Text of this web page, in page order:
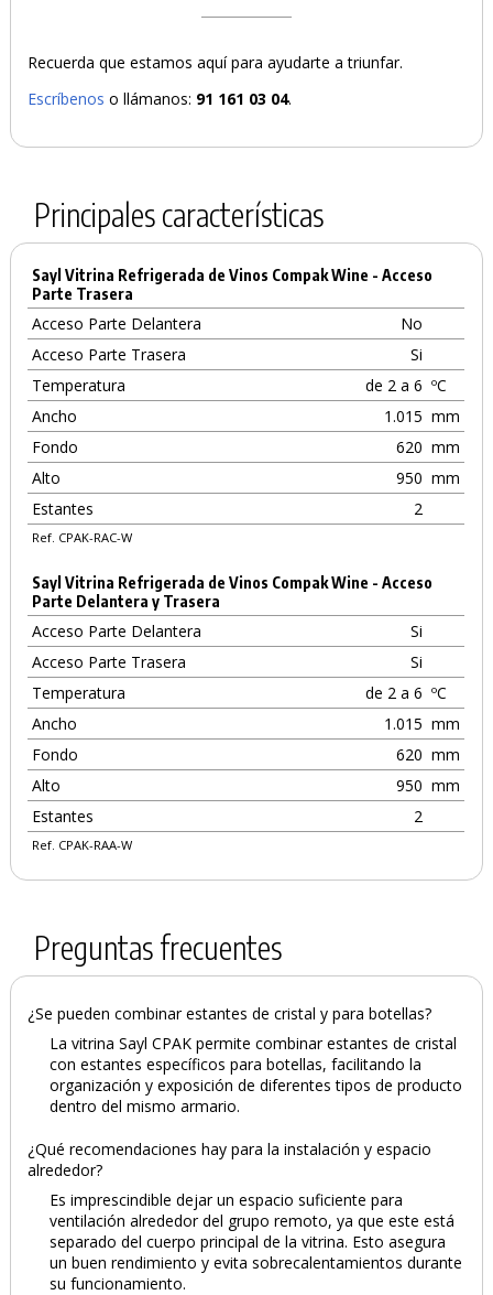
Recuerda que estamos aquí para ayudarte a triunfar.
Escríbenos o llámanos: 91 161 03 04.
Principales características
Sayl Vitrina Refrigerada de Vinos Compak Wine - Acceso
Parte Trasera
Acceso Parte Delantera
No
Acceso Parte Trasera
Si
Temperatura
de 2 a 6 ºC
Ancho
1.015 mm
Fondo
620 mm
Alto
950 mm
Estantes
2
Ref. CPAK-RAC-W
Sayl Vitrina Refrigerada de Vinos Compak Wine - Acceso
Parte Delantera y Trasera
Acceso Parte Delantera
Si
Acceso Parte Trasera
Si
Temperatura
de 2 a 6 ºC
Ancho
1.015 mm
Fondo
620 mm
Alto
950 mm
Estantes
2
Ref. CPAK-RAA-W
Preguntas frecuentes
¿Se pueden combinar estantes de cristal y para botellas?
La vitrina Sayl CPAK permite combinar estantes de cristal
con estantes específicos para botellas, facilitando la
organización y exposición de diferentes tipos de producto
dentro del mismo armario.
¿Qué recomendaciones hay para la instalación y espacio
alrededor?
Es imprescindible dejar un espacio suficiente para
ventilación alrededor del grupo remoto, ya que este está
separado del cuerpo principal de la vitrina. Esto asegura
un buen rendimiento y evita sobrecalentamientos durante
su funcionamiento.